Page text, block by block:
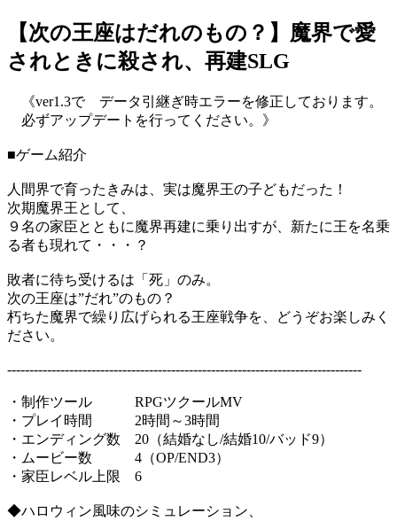
【次の王座はだれのもの？】魔界で愛
されときに殺され、再建SLG
《ver1.3で データ引継ぎ時エラーを修正しております。
必ずアップデートを行ってください。》
■ゲーム紹介
人間界で育ったきみは、実は魔界王の子どもだった！
次期魔界王として、
９名の家臣とともに魔界再建に乗り出すが、新たに王を名乗
る者も現れて・・・？
敗者に待ち受けるは「死」のみ。
次の王座は”だれ”のもの？
朽ちた魔界で繰り広げられる王座戦争を、どうぞお楽しみく
ださい。
--------------------------------------------------------------------------------
・制作ツール RPGツクールMV
・プレイ時間 2時間～3時間
・エンディング数 20（結婚なし/結婚10/バッド9）
・ムービー数 4（OP/END3）
・家臣レベル上限 6
◆ハロウィン風味のシミュレーション、